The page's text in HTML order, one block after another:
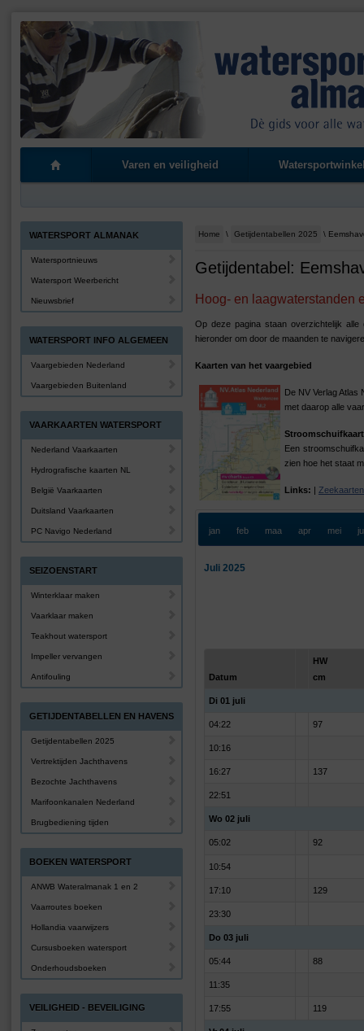
Varen en veiligheid
Home \ Getijdentabellen 2025 \
Getijdentabel:
Hoog- en laagwaterstanden
Op deze pagina staan overzichtelijk
hieronder om door de maanden te
Kaarten van het vaargebied
De NV Verlag
met daarop alle
Stroomschuifkaart
Een
zien hoe het staat
Links: | Zeekaarten
jan feb maa apr mei
Juli 2025
Datum
HW
cm
Di 01 juli
04:22 97
10:16
16:27 137
22:51
Wo 02 juli
05:02 92
10:54
17:10 129
23:30
Do 03 juli
05:44 88
11:35
17:55 119
WATERSPORT ALMANAK
Watersportnieuws
Watersport Weerbericht
Nieuwsbrief
WATERSPORT INFO ALGEMEEN
Vaargebieden Nederland
Vaargebieden Buitenland
VAARKAARTEN WATERSPORT
Nederland Vaarkaarten
Hydrografische kaarten NL
België Vaarkaarten
Duitsland Vaarkaarten
PC Navigo Nederland
SEIZOENSTART
Winterklaar maken
Vaarklaar maken
Teakhout watersport
Impeller vervangen
Antifouling
GETIJDENTABELLEN EN HAVENS
Getijdentabellen 2025
Vertrektijden Jachthavens
Bezochte Jachthavens
Marifoonkanalen Nederland
Brugbediening tijden
BOEKEN WATERSPORT
ANWB Wateralmanak 1 en 2
Vaarroutes boeken
Hollandia vaarwijzers
Cursusboeken watersport
Onderhoudsboeken
VEILIGHEID - BEVEILIGING